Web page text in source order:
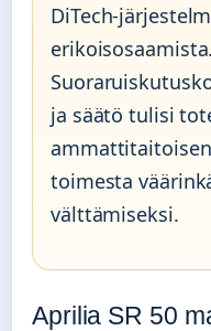
DiTech-
erikoisosaamista.
ja säätö tulisi
toimesta
välttämiseksi.
Aprilia SR 50